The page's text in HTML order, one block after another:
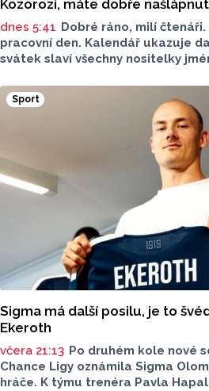
Kozorozi, máte dobře
dnes 5:41 Dobré ráno, milí
pracovní den. Kalendář ukazuje
svátek slaví všechny nositelky
Sport
Sigma má další posilu, je to
Ekeroth
včera 21:13 Po druhém kole nové
Chance Ligy oznámila Sigma
hráče. K týmu trenéra Pavla